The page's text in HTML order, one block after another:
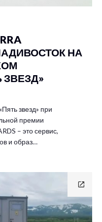
НА
звезд» при
премии
– это сервис,
и образ…